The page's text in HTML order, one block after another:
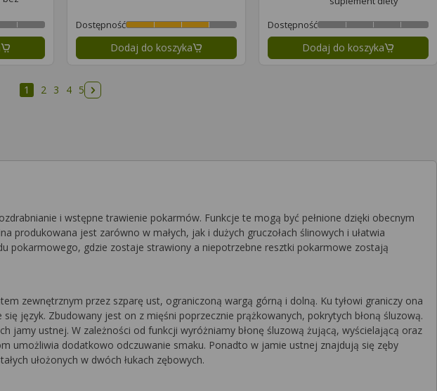
Dostępność
Dodaj do koszyka
Dostępność
Dodaj do koszyka
1 2 3 4 5 Następna strona
i wstępne trawienie pokarmów. Funkcje te mogą być pełnione dzięki obecnym
jest zarówno w małych, jak i dużych gruczołach ślinowych i ułatwia
pokarmowego, gdzie zostaje strawiony a niepotrzebne resztki pokarmowe zostają
zewnętrznym przez szparę ust, ograniczoną wargą górną i dolną. Ku tyłowi graniczy ona
język. Zbudowany jest on z mięśni poprzecznie prążkowanych, pokrytych błoną śluzową.
ustnej. W zależności od funkcji wyróżniamy błonę śluzową żującą, wyścielającą oraz
umożliwia dodatkowo odczuwanie smaku. Ponadto w jamie ustnej znajdują się zęby
ułożonych w dwóch łukach zębowych.